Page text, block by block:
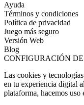
Ayuda
Términos y condiciones
Política de privacidad
Juego más seguro
Versión Web
Blog
CONFIGURACIÓN
Las cookies y
en tu experiencia digital
plataforma, hacemos